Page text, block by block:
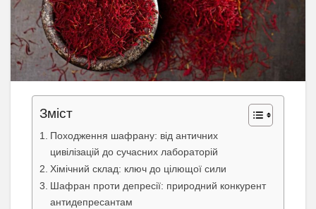
Зміст
Походження шафрану: від античних
цивілізацій до сучасних лабораторій
Хімічний склад: ключ до цілющої сили
Шафран проти депресії: природний конкурент
антидепресантам